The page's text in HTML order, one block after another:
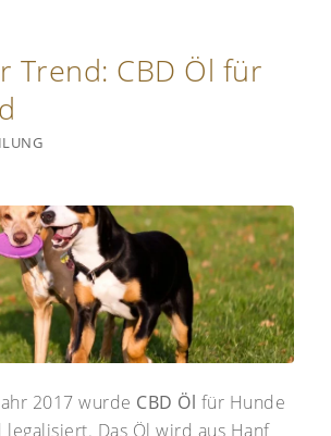
Trend: CBD Öl für
2017 wurde CBD Öl für Hunde
legalisiert. Das Öl wird aus Hanf